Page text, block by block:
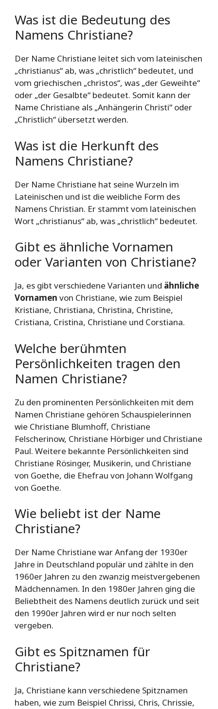
Was ist die Bedeutung des
Namens Christiane?
Der Name Christiane leitet sich vom lateinischen
„christianus“ ab, was „christlich“ bedeutet, und
vom griechischen „christos“, was „der Geweihte“
oder „der Gesalbte“ bedeutet. Somit kann der
Name Christiane als „Anhängerin Christi“ oder
„Christlich“ übersetzt werden.
Was ist die Herkunft des
Namens Christiane?
Der Name Christiane hat seine Wurzeln im
Lateinischen und ist die weibliche Form des
Namens Christian. Er stammt vom lateinischen
Wort „christianus“ ab, was „christlich“ bedeutet.
Gibt es ähnliche Vornamen
oder Varianten von Christiane?
Ja, es gibt verschiedene Varianten und ähnliche
Vornamen von Christiane, wie zum Beispiel
Kristiane, Christiana, Christina, Christine,
Cristiana, Cristina, Christiane und Corstiana.
Welche berühmten
Persönlichkeiten tragen den
Namen Christiane?
Zu den prominenten Persönlichkeiten mit dem
Namen Christiane gehören Schauspielerinnen
wie Christiane Blumhoff, Christiane
Felscherinow, Christiane Hörbiger und Christiane
Paul. Weitere bekannte Persönlichkeiten sind
Christiane Rösinger, Musikerin, und Christiane
von Goethe, die Ehefrau von Johann Wolfgang
von Goethe.
Wie beliebt ist der Name
Christiane?
Der Name Christiane war Anfang der 1930er
Jahre in Deutschland populär und zählte in den
1960er Jahren zu den zwanzig meistvergebenen
Mädchennamen. In den 1980er Jahren ging die
Beliebtheit des Namens deutlich zurück und seit
den 1990er Jahren wird er nur noch selten
vergeben.
Gibt es Spitznamen für
Christiane?
Ja, Christiane kann verschiedene Spitznamen
haben, wie zum Beispiel Chrissi, Chris, Chrissie,